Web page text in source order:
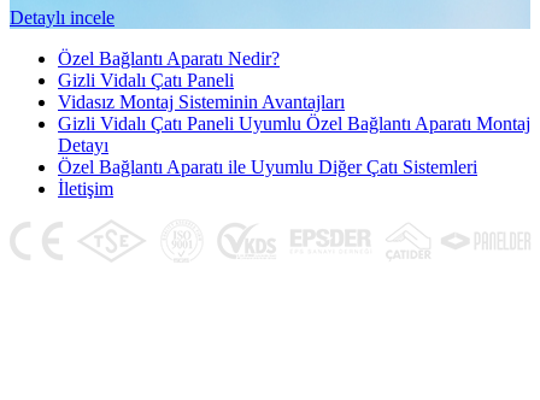
Detaylı incele
Özel Bağlantı Aparatı Nedir?
Gizli Vidalı Çatı Paneli
Vidasız Montaj Sisteminin Avantajları
Gizli Vidalı Çatı Paneli Uyumlu Özel Bağlantı Aparatı Montaj
Detayı
Özel Bağlantı Aparatı ile Uyumlu Diğer Çatı Sistemleri
İletişim